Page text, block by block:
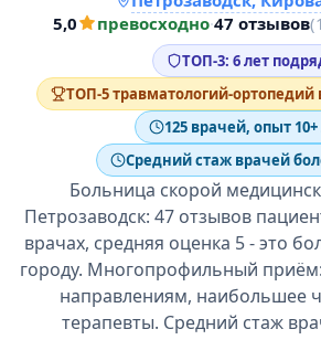
5,0
превосходно·47 отзывов
ТОП-3: 6 лет
ТОП-5 травматологий-ортопедий
125 врачей, опыт 10+
Средний стаж врачей
Больница скорой
Петрозаводск: 47 отзывов
врачах, средняя оценка 5 - это
городу. Многопрофильный
направлениям, наибольшее
терапевты. Средний стаж